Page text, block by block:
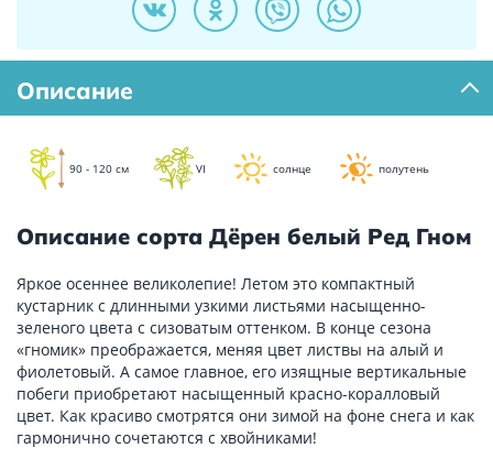
Описание
90 - 120 см VI солнце полутень
Описание сорта Дёрен белый Ред Гном
Яркое осеннее великолепие! Летом это компактный
кустарник с длинными узкими листьями насыщенно-
зеленого цвета с сизоватым оттенком. В конце сезона
«гномик» преображается, меняя цвет листвы на алый и
фиолетовый. А самое главное, его изящные вертикальные
побеги приобретают насыщенный красно-коралловый
цвет. Как красиво смотрятся они зимой на фоне снега и как
гармонично сочетаются с хвойниками!